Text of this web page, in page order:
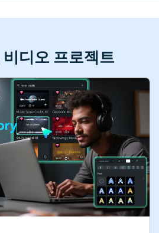
디오 프로젝트